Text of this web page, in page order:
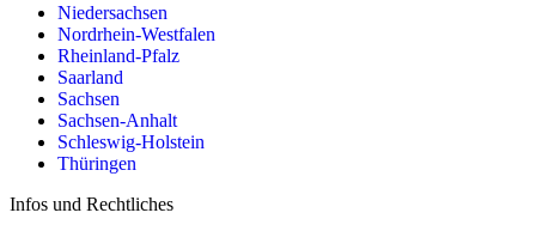
Niedersachsen
Nordrhein-Westfalen
Rheinland-Pfalz
Saarland
Sachsen
Sachsen-Anhalt
Schleswig-Holstein
Thüringen
Infos und Rechtliches